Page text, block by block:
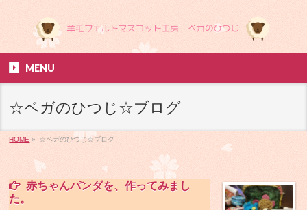
MENU
☆ベガのひつじ☆ブログ
HOME » ☆ベガのひつじ☆ブログ
赤ちゃんパンダを、作ってみまし
た。